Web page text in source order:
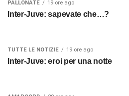
PALLONATE 19 ore ago
Inter-Juve: sapevate che…?
TUTTE LE NOTIZIE 19 ore ago
Inter-Juve: eroi per una notte